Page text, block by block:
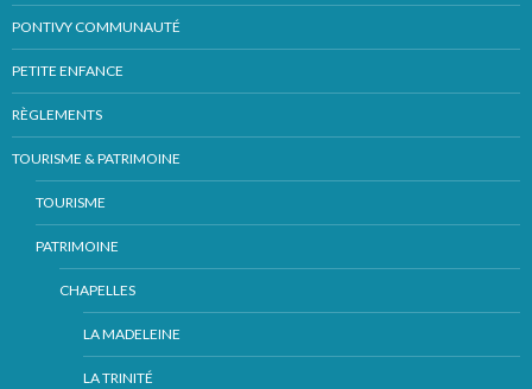
PONTIVY COMMUNAUTÉ
PETITE ENFANCE
RÈGLEMENTS
TOURISME & PATRIMOINE
TOURISME
PATRIMOINE
CHAPELLES
LA MADELEINE
LA TRINITÉ